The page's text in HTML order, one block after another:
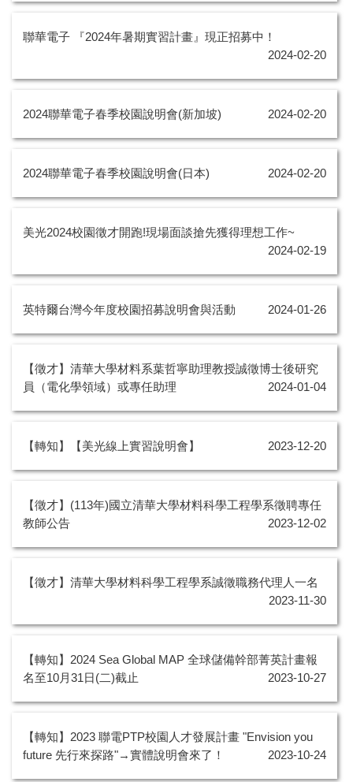
聯華電子 『2024年暑期實習計畫』現正招募中！
2024-02-20
2024聯華電子春季校園說明會(新加坡) 2024-02-20
2024聯華電子春季校園說明會(日本) 2024-02-20
美光2024校園徵才開跑!現場面談搶先獲得理想工作~
2024-02-19
英特爾台灣今年度校園招募說明會與活動 2024-01-26
【徵才】清華大學材料系葉哲寧助理教授誠徵博士後研究
員（電化學領域）或專任助理
2024-01-04
【轉知】【美光線上實習說明會】 2023-12-20
【徵才】(113年)國立清華大學材料科學工程學系徵聘專任
教師公告
2023-12-02
【徵才】清華大學材料科學工程學系誠徵職務代理人一名
2023-11-30
【轉知】2024 Sea Global MAP 全球儲備幹部菁英計畫報
名至10月31日(二)截止
2023-10-27
【轉知】2023 聯電PTP校園人才發展計畫 "Envision you
future 先行來探路"→實體說明會來了！
2023-10-24